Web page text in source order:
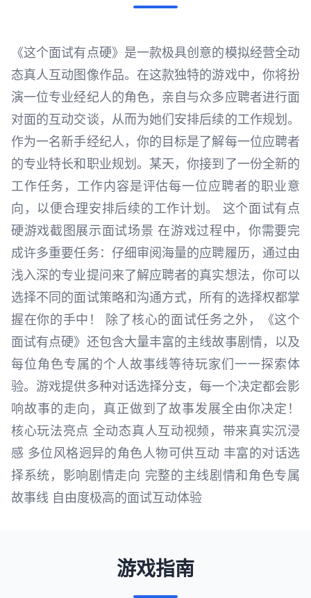
《这个面试有点硬》是一款极具创意的模拟经营全动
态真人互动图像作品。在这款独特的游戏中，你将扮
演一位专业经纪人的角色，亲自与众多应聘者进行面
对面的互动交谈，从而为她们安排后续的工作规划。
作为一名新手经纪人，你的目标是了解每一位应聘者
的专业特长和职业规划。某天，你接到了一份全新的
工作任务，工作内容是评估每一位应聘者的职业意
向，以便合理安排后续的工作计划。 这个面试有点
硬游戏截图展示面试场景 在游戏过程中，你需要完
成许多重要任务：仔细审阅海量的应聘履历，通过由
浅入深的专业提问来了解应聘者的真实想法，你可以
选择不同的面试策略和沟通方式，所有的选择权都掌
握在你的手中！ 除了核心的面试任务之外，《这个
面试有点硬》还包含大量丰富的主线故事剧情，以及
每位角色专属的个人故事线等待玩家们一一探索体
验。游戏提供多种对话选择分支，每一个决定都会影
响故事的走向，真正做到了故事发展全由你决定！
核心玩法亮点 全动态真人互动视频，带来真实沉浸
感 多位风格迥异的角色人物可供互动 丰富的对话选
择系统，影响剧情走向 完整的主线剧情和角色专属
故事线 自由度极高的面试互动体验
游戏指南